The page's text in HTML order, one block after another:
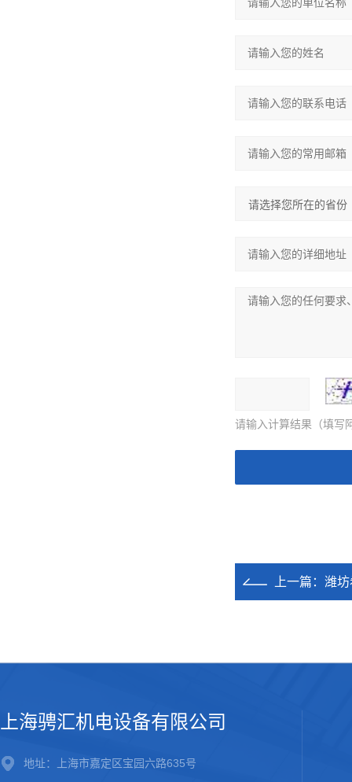
请输入计算结果（填写
上一篇： 潍
上海骋汇机电设备有限公司
地址：上海市嘉定区宝园六路635号